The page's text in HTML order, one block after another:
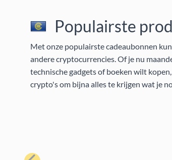
Populairste
Met onze populairste cadeaubonnen
andere cryptocurrencies. Of je nu
technische gadgets of boeken wilt
crypto's om bijna alles te krijgen wat je